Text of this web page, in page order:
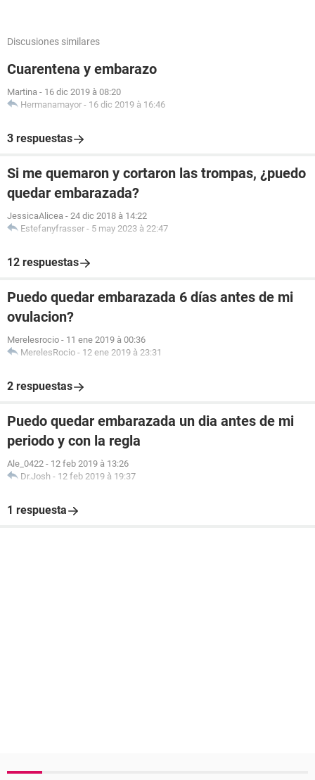
Discusiones similares
Cuarentena y embarazo
Martina - 16 dic 2019 à 08:20
Hermanamayor - 16 dic 2019 à 16:46
3 respuestas
Si me quemaron y cortaron las trompas, ¿puedo
quedar embarazada?
JessicaAlicea - 24 dic 2018 à 14:22
Estefanyfrasser - 5 may 2023 à 22:47
12 respuestas
Puedo quedar embarazada 6 días antes de mi
ovulacion?
Merelesrocio - 11 ene 2019 à 00:36
MerelesRocio - 12 ene 2019 à 23:31
2 respuestas
Puedo quedar embarazada un dia antes de mi
periodo y con la regla
Ale_0422 - 12 feb 2019 à 13:26
Dr.Josh - 12 feb 2019 à 19:37
1 respuesta